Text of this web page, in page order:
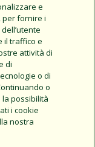
Copy URL
e
per fornire i
il traffico e
attività di
di
o di
o
la possibilità
i cookie
nostra